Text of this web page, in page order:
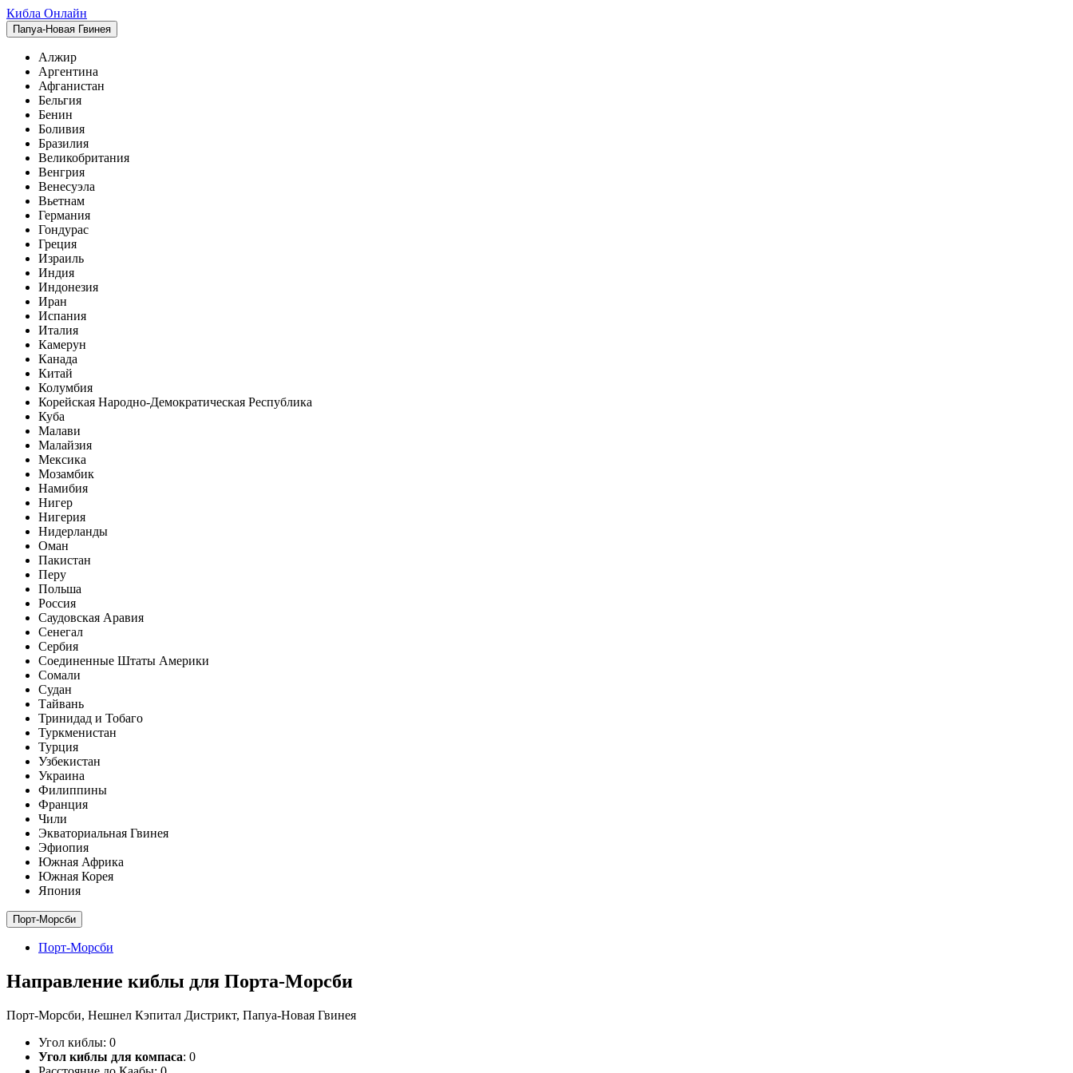
Кибла Онлайн
Папуа-Новая Гвинея
Алжир
Аргентина
Афганистан
Бельгия
Бенин
Боливия
Бразилия
Великобритания
Венгрия
Венесуэла
Вьетнам
Германия
Гондурас
Греция
Израиль
Индия
Индонезия
Иран
Испания
Италия
Камерун
Канада
Китай
Колумбия
Корейская Народно-Демократическая Республика
Куба
Малави
Малайзия
Мексика
Мозамбик
Намибия
Нигер
Нигерия
Нидерланды
Оман
Пакистан
Перу
Польша
Россия
Саудовская Аравия
Сенегал
Сербия
Соединенные Штаты Америки
Сомали
Судан
Тайвань
Тринидад и Тобаго
Туркменистан
Турция
Узбекистан
Украина
Филиппины
Франция
Чили
Экваториальная Гвинея
Эфиопия
Южная Африка
Южная Корея
Япония
Порт-Морсби
Порт-Морсби
Направление киблы для Порта-Морсби
Порт-Морсби, Нешнел Кэпитал Дистрикт, Папуа-Новая Гвинея
Угол киблы: 0
Угол киблы для компаса: 0